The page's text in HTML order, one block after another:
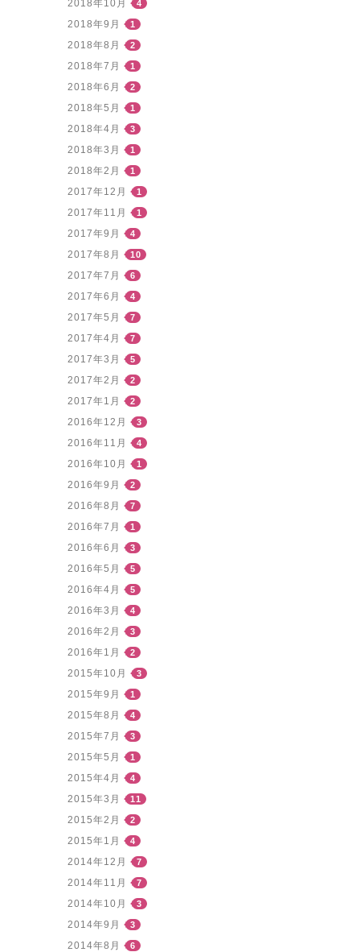
2018年10月 4
2018年9月 1
2018年8月 2
2018年7月 1
2018年6月 2
2018年5月 1
2018年4月 3
2018年3月 1
2018年2月 1
2017年12月 1
2017年11月 1
2017年9月 4
2017年8月 10
2017年7月 6
2017年6月 4
2017年5月 7
2017年4月 7
2017年3月 5
2017年2月 2
2017年1月 2
2016年12月 3
2016年11月 4
2016年10月 1
2016年9月 2
2016年8月 7
2016年7月 1
2016年6月 3
2016年5月 5
2016年4月 5
2016年3月 4
2016年2月 3
2016年1月 2
2015年10月 3
2015年9月 1
2015年8月 4
2015年7月 3
2015年5月 1
2015年4月 4
2015年3月 11
2015年2月 2
2015年1月 4
2014年12月 7
2014年11月 7
2014年10月 3
2014年9月 3
2014年8月 6